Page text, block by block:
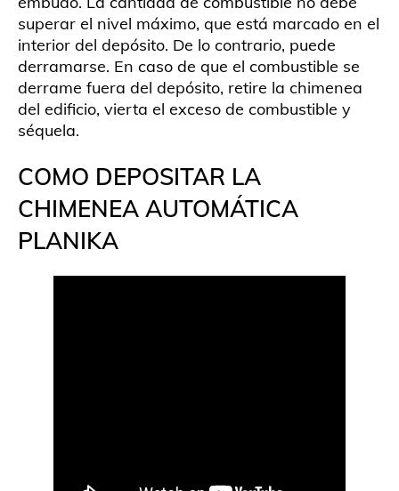
superar el nivel máximo, que está marcado en el
interior del depósito. De lo contrario, puede
derramarse. En caso de que el combustible se
derrame fuera del depósito, retire la chimenea
del edificio, vierta el exceso de combustible y
séquela.
COMO DEPOSITAR LA
CHIMENEA AUTOMÁTICA
PLANIKA